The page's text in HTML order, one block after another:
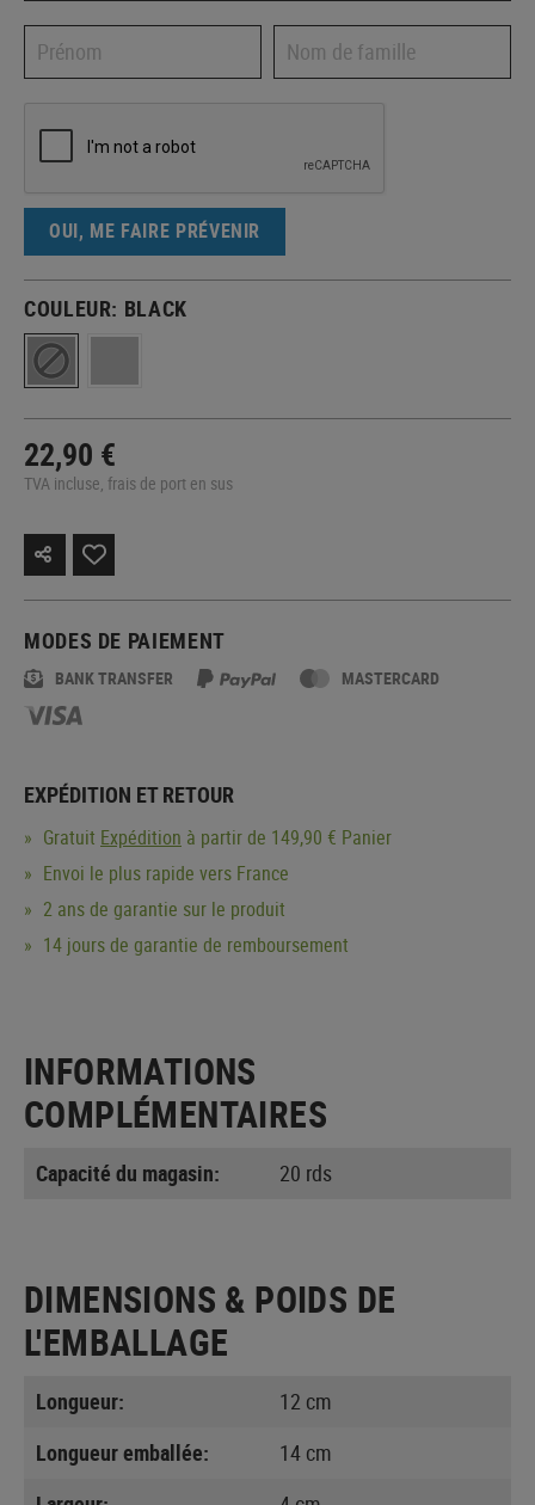
OUI, ME FAIRE PRÉVENIR
COULEUR: BLACK
22,90 €
TVA incluse, frais de port en sus
MODES DE PAIEMENT
BANK TRANSFER MASTERCARD
EXPÉDITION ET RETOUR
Gratuit Expédition à partir de 149,90 € Panier
Envoi le plus rapide vers France
2 ans de garantie sur le produit
14 jours de garantie de remboursement
INFORMATIONS
COMPLÉMENTAIRES
Capacité du magasin: 20 rds
DIMENSIONS & POIDS DE
L'EMBALLAGE
Longueur:
12 cm
Longueur emballée:
14 cm